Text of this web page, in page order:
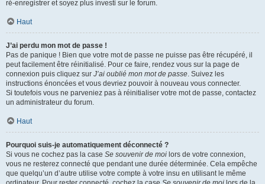
ré-enregistrer et soyez plus investi sur le forum.
Haut
J’ai perdu mon mot de passe !
Pas de panique ! Bien que votre mot de passe ne puisse pas être récupéré, il
peut facilement être réinitialisé. Pour ce faire, rendez vous sur la page de
connexion puis cliquez sur J’ai oublié mon mot de passe. Suivez les
instructions énoncées et vous devriez pouvoir à nouveau vous connecter.
Si toutefois vous ne parveniez pas à réinitialiser votre mot de passe, contactez
un administrateur du forum.
Haut
Pourquoi suis-je automatiquement déconnecté ?
Si vous ne cochez pas la case Se souvenir de moi lors de votre connexion,
vous ne resterez connecté que pendant une durée déterminée. Cela empêche
que quelqu’un d’autre utilise votre compte à votre insu en utilisant le même